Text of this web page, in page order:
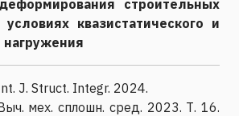
строительных
квазистатического и
нагружения
J. Struct. Integr. 2024.
мех. сплошн. сред. 2023. Т. 16.